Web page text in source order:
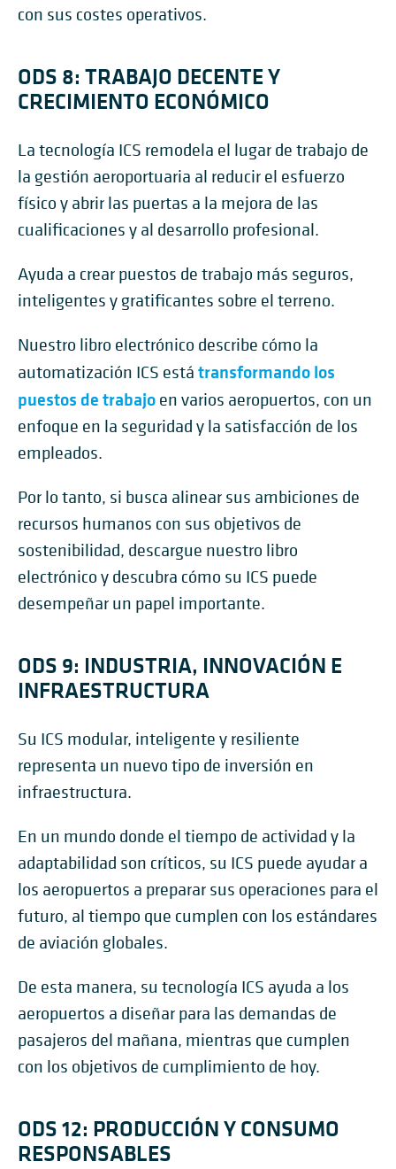
con sus costes operativos.
ODS 8: TRABAJO DECENTE Y
CRECIMIENTO ECONÓMICO
La tecnología ICS remodela el lugar de trabajo de
la gestión aeroportuaria al reducir el esfuerzo
físico y abrir las puertas a la mejora de las
cualificaciones y al desarrollo profesional.
Ayuda a crear puestos de trabajo más seguros,
inteligentes y gratificantes sobre el terreno.
Nuestro libro electrónico describe cómo la
automatización ICS está transformando los
puestos de trabajo en varios aeropuertos, con un
enfoque en la seguridad y la satisfacción de los
empleados.
Por lo tanto, si busca alinear sus ambiciones de
recursos humanos con sus objetivos de
sostenibilidad, descargue nuestro libro
electrónico y descubra cómo su ICS puede
desempeñar un papel importante.
ODS 9: INDUSTRIA, INNOVACIÓN E
INFRAESTRUCTURA
Su ICS modular, inteligente y resiliente
representa un nuevo tipo de inversión en
infraestructura.
En un mundo donde el tiempo de actividad y la
adaptabilidad son críticos, su ICS puede ayudar a
los aeropuertos a preparar sus operaciones para el
futuro, al tiempo que cumplen con los estándares
de aviación globales.
De esta manera, su tecnología ICS ayuda a los
aeropuertos a diseñar para las demandas de
pasajeros del mañana, mientras que cumplen
con los objetivos de cumplimiento de hoy.
ODS 12: PRODUCCIÓN Y CONSUMO
RESPONSABLES